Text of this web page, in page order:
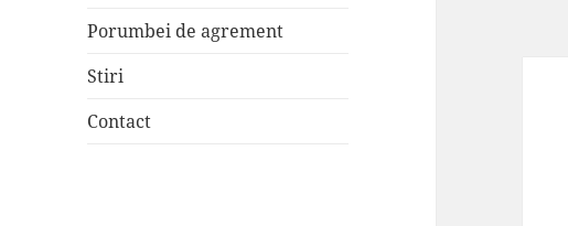
Porumbei de agrement
Stiri
Contact